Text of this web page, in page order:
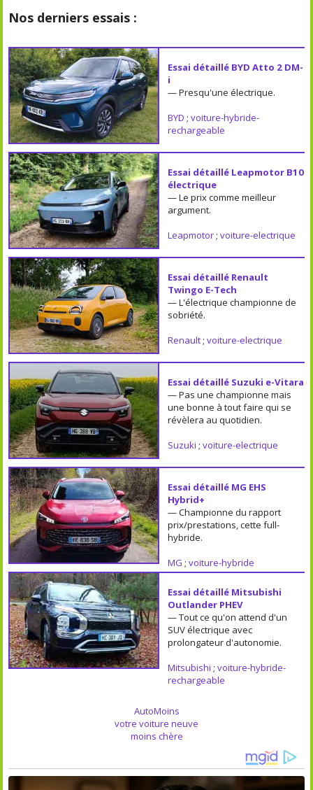
Nos derniers essais :
Essai détaillé BYD Atto 2 DM-
i
— Presqu'une électrique.
BYD ; voiture-hybride-
rechargeable
Essai détaillé Leapmotor B10
électrique
— Le prix comme meilleur
argument.
Leapmotor; voiture-electrique
Essai détaillé Renault
Twingo E-Tech
— L'électrique championne de
sobriété.
Renault; voiture-electrique
Essai détaillé Suzuki e-Vitara
— Pas une championne mais
une bonne à tout faire qui se
révèlera au quotidien.
Suzuki ; voiture-electrique
Essai détaillé MG EHS
Hybrid+
— Championne du rapport
prix/prestations, cette full-
hybride.
MG ; voiture-hybride
Essai détaillé Mitsubishi
Outlander PHEV
— Tout ce qu'on attend d'un
SUV électrique avec
prolongateur d'autonomie.
Mitsubishi ; voiture-hybride-
rechargeable
AutoMoins
votre voiture neuve
moins chère